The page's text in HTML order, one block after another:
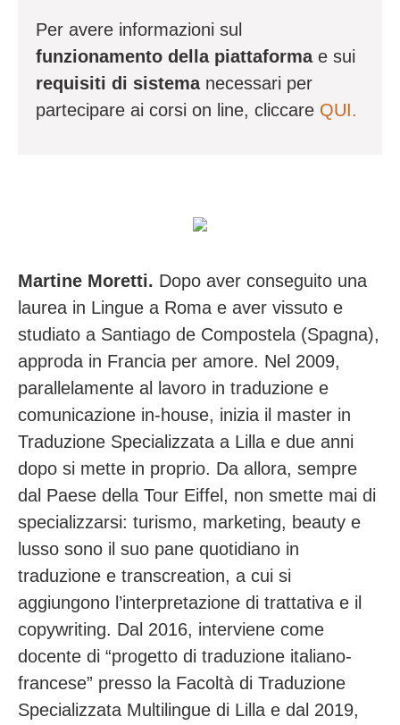
Per avere informazioni sul
funzionamento della piattaformae sui
requisiti di sistemanecessari per
partecipare ai corsi on line, cliccare QUI.
Martine Moretti. Dopo aver conseguito una
laurea in Lingue a Roma e aver vissuto e
studiato a Santiago de Compostela (Spagna),
approda in Francia per amore. Nel 2009,
parallelamente al lavoro in traduzione e
comunicazione in-house, inizia il master in
Traduzione Specializzata a Lilla e due anni
dopo si mette in proprio. Da allora, sempre
dal Paese della Tour Eiffel, non smette mai di
specializzarsi: turismo, marketing, beauty e
lusso sono il suo pane quotidiano in
traduzione e transcreation, a cui si
aggiungono l’interpretazione di trattativa e il
copywriting. Dal 2016, interviene come
docente di “progetto di traduzione italiano-
francese” presso la Facoltà di Traduzione
Specializzata Multilingue di Lilla e dal 2019,